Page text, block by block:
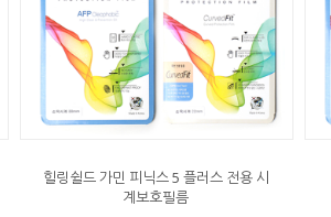
힐링쉴드 가민 피닉스 5 플러스 전용 시
계보호필름